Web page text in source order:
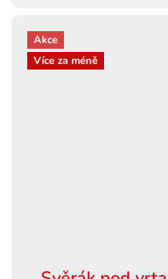
Akce
Více za méně